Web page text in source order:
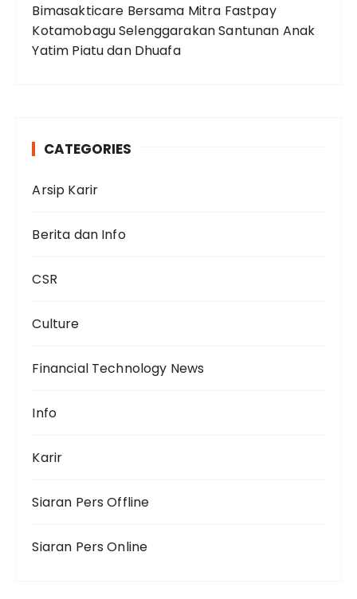
Bimasakticare Bersama Mitra Fastpay
Kotamobagu Selenggarakan Santunan Anak
Yatim Piatu dan Dhuafa
CATEGORIES
Arsip Karir
Berita dan Info
CSR
Culture
Financial Technology News
Info
Karir
Siaran Pers Offline
Siaran Pers Online